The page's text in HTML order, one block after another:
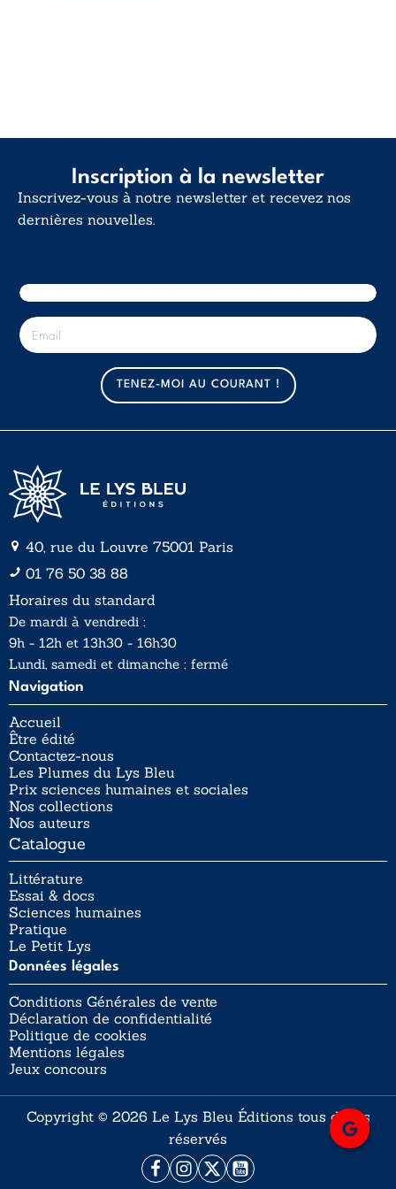
Inscription à la newsletter
Inscrivez-vous à notre newsletter et recevez nos
dernières nouvelles.
E
-
m
TENEZ-MOI AU COURANT !
40, rue du Louvre 75001 Paris
01 76 50 38 88
Horaires du standard
De mardi à vendredi :
9h - 12h et 13h30 - 16h30
Lundi, samedi et dimanche : fermé
Navigation
Accueil
Être édité
Contactez-nous
Les Plumes du Lys Bleu
Prix sciences humaines et sociales
Nos collections
Nos auteurs
Catalogue
Littérature
Essai & docs
Sciences humaines
Pratique
Le Petit Lys
Données légales
Conditions Générales de vente
Déclaration de confidentialité
Politique de cookies
Mentions légales
Jeux concours
Copyright © 2026 Le Lys Bleu Éditions tous droits
réservés